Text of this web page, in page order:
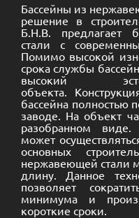
Бассейны из
решение в
Б.Н.В. предлагает
стали с
Помимо высокой
срока службы
высокий
объекта.
бассейна полностью
заводе. На объект
разобранном виде.
может
основных
нержавеющей стали
длину. Данное
позволяет
минимума и
короткие сроки.